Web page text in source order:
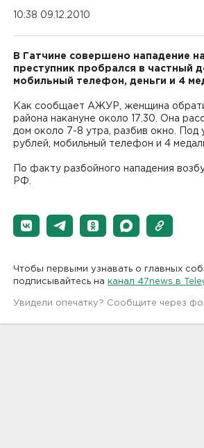
10:38 09.12.2010
В Гатчине совершено нападение
преступник пробрался в частный
мобильный телефон, деньги и 4
Как сообщает АЖУР, женщина
района накануне около 17.30. Она
дом около 7-8 утра, разбив окно. Под
рублей, мобильный телефон и 4
По факту разбойного нападения
РФ.
Чтобы первыми узнавать о главных
подписывайтесь на канал 47news в
Увидели опечатку? Сообщите через